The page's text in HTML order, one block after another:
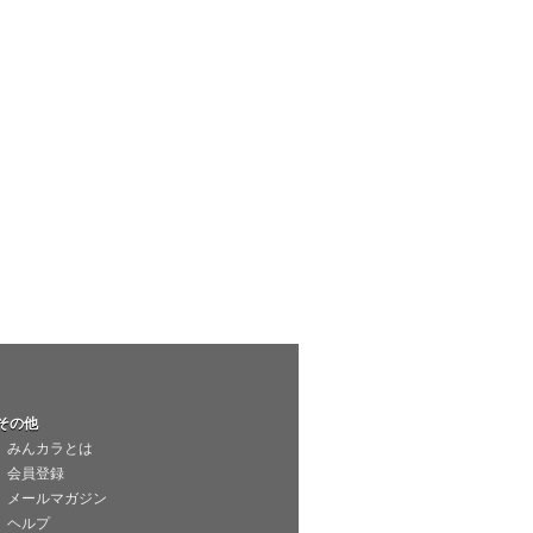
の他
みんカラとは
会員登録
メールマガジン
ヘルプ